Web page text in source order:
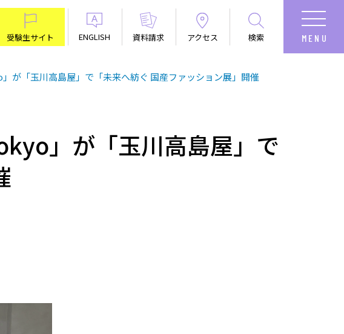
受験生サイト ENGLISH 資料請求 アクセス 検索
が「玉川高島屋」で「未来へ紡ぐ 国産ファッション展」開催
」が「玉川高島屋」で